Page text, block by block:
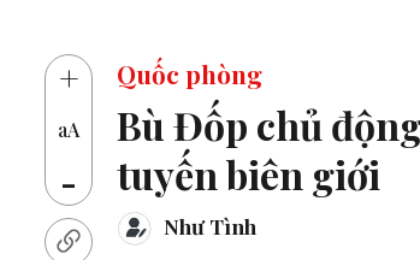
+
aA
-
Quốc phòng
Bù Đốp chủ
tuyến biên giới
Như Tình